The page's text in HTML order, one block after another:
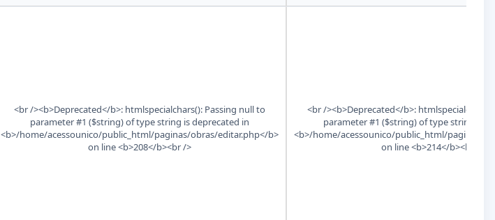
<br /><b>Deprecated</b>: htmlspecialchars(): Passing null to
parameter #1 ($string) of type string is deprecated in
<b>/home/acessounico/public_html/paginas/obras/editar.php</b>
on line <b>208</b><br />
<br /><b>Deprecated</b>:
parameter #1 ($string) of type string is
<b>/home/acessounico/public_html/paginas/
on line <b>214</b><br />